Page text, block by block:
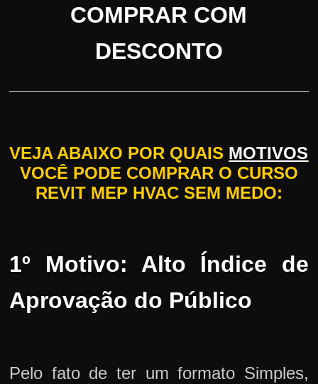
COMPRAR COM
DESCONTO
VEJA ABAIXO POR QUAIS MOTIVOS
VOCÊ PODE COMPRAR O CURSO
REVIT MEP HVAC SEM MEDO:
1º Motivo: Alto Índice de
Aprovação do Público
Pelo fato de ter um formato Simples,